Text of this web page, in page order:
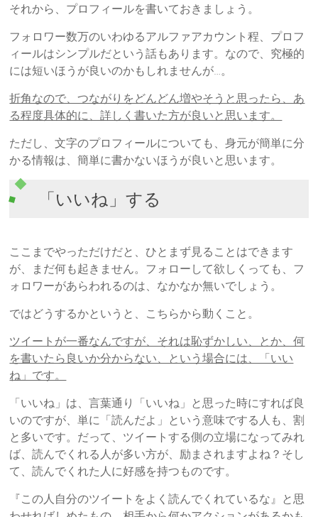
それから、プロフィールを書いておきましょう。
フォロワー数万のいわゆるアルファアカウント程、プロフ
ィールはシンプルだという話もあります。なので、究極的
には短いほうが良いのかもしれませんが…。
折角なので、つながりをどんどん増やそうと思ったら、あ
る程度具体的に、詳しく書いた方が良いと思います。
ただし、文字のプロフィールについても、身元が簡単に分
かる情報は、簡単に書かないほうが良いと思います。
「いいね」する
ここまでやっただけだと、ひとまず見ることはできます
が、まだ何も起きません。フォローして欲しくっても、フ
ォロワーがあらわれるのは、なかなか無いでしょう。
ではどうするかというと、こちらから動くこと。
ツイートが一番なんですが、それは恥ずかしい、とか、何
を書いたら良いか分からない、という場合には、「いい
ね」です。
「いいね」は、言葉通り「いいね」と思った時にすれば良
いのですが、単に「読んだよ」という意味でする人も、割
と多いです。だって、ツイートする側の立場になってみれ
ば、読んでくれる人が多い方が、励まされますよね？そし
て、読んでくれた人に好感を持つものです。
『この人自分のツイートをよく読んでくれているな』と思